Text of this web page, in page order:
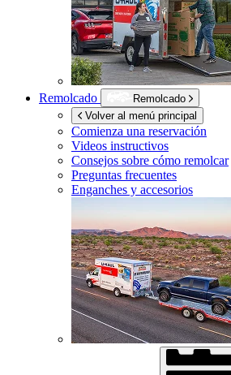
Remolcado
Remolcado
Volver al menú principal
Comienza una reservación
Videos instructivos
Consejos sobre cómo remolcar
Preguntas frecuentes
Enganches y accesorios